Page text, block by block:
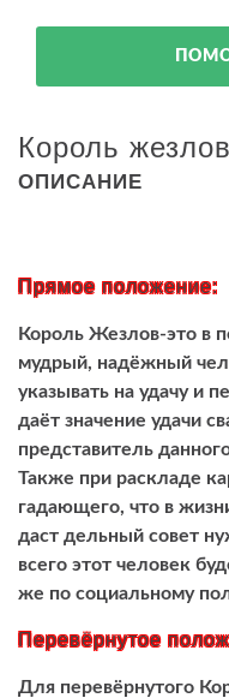
Король
ОПИСАНИЕ
Прямое положение:
Король Жезлов-это в
мудрый, надёжный
указывать на удачу и
даёт значение удачи
представитель
Также при раскладе
гадающего, что в
даст дельный совет
всего этот человек
же по социальному
Перевёрнутое
Для перевёрнутого